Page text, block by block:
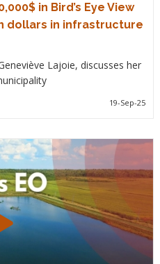
in Bird’s Eye View
dollars in infrastructure
Lajoie, discusses her
19-Sep-25